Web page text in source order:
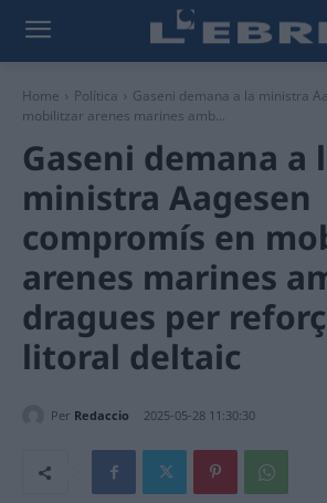
Home Política
Gaseni demana a la ministra
mobilitzar arenes marines amb...
Gaseni demana a
ministra Aagesen
compromís en
arenes marines
dragues per
litoral deltaic
Per Redaccio 2025-05-28 11:30:30